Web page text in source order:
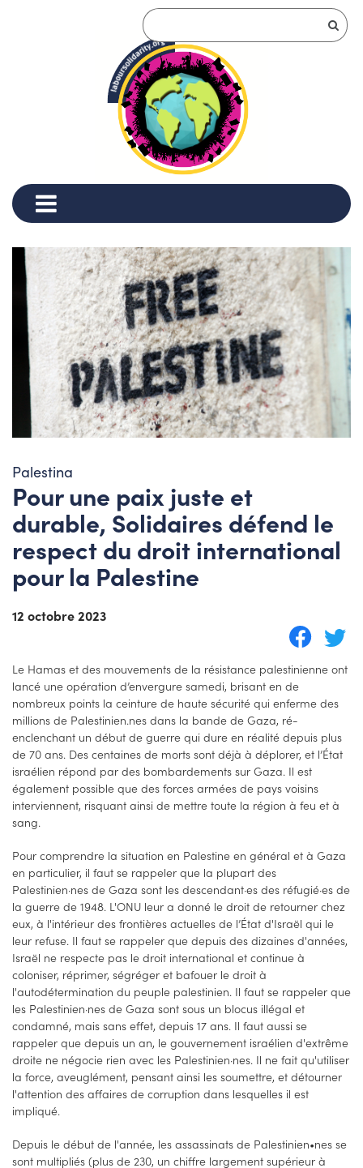
Palestina
Pour une paix juste et
durable, Solidaires défend le
respect du droit international
pour la Palestine
12 octobre 2023
Le Hamas et des mouvements de la résistance palestinienne ont
lancé une opération d’envergure samedi, brisant en de
nombreux points la ceinture de haute sécurité qui enferme des
millions de Palestinien.nes dans la bande de Gaza, ré-
enclenchant un début de guerre qui dure en réalité depuis plus
de 70 ans. Des centaines de morts sont déjà à déplorer, et l’État
israélien répond par des bombardements sur Gaza. Il est
également possible que des forces armées de pays voisins
interviennent, risquant ainsi de mettre toute la région à feu et à
sang.
Pour comprendre la situation en Palestine en général et à Gaza
en particulier, il faut se rappeler que la plupart des
Palestinien·nes de Gaza sont les descendant·es des réfugié·es de
la guerre de 1948. L'ONU leur a donné le droit de retourner chez
eux, à l'intérieur des frontières actuelles de l’État d'Israël qui le
leur refuse. Il faut se rappeler que depuis des dizaines d'années,
Israël ne respecte pas le droit international et continue à
coloniser, réprimer, ségréger et bafouer le droit à
l'autodétermination du peuple palestinien. Il faut se rappeler que
les Palestinien·nes de Gaza sont sous un blocus illégal et
condamné, mais sans effet, depuis 17 ans. Il faut aussi se
rappeler que depuis un an, le gouvernement israélien d'extrême
droite ne négocie rien avec les Palestinien·nes. Il ne fait qu'utiliser
la force, aveuglément, pensant ainsi les soumettre, et détourner
l'attention des affaires de corruption dans lesquelles il est
impliqué.
Depuis le début de l'année, les assassinats de Palestinien•nes se
sont multipliés (plus de 230, un chiffre largement supérieur à